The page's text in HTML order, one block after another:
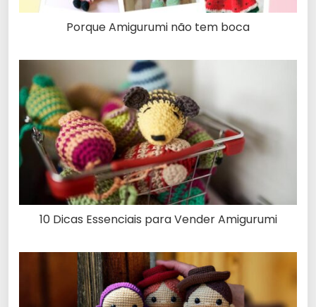
Porque Amigurumi não tem boca
10 Dicas Essenciais para Vender Amigurumi